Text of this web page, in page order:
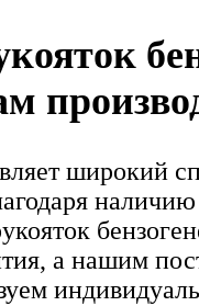
широкий
а нашим